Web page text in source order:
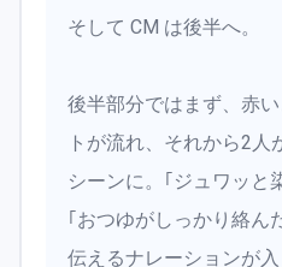
そして CM は後半へ。
後半部分ではまず、赤
トが流れ、それから2人
シーンに。｢ジュワッと
｢おつゆがしっかり絡ん
伝えるナレーションが